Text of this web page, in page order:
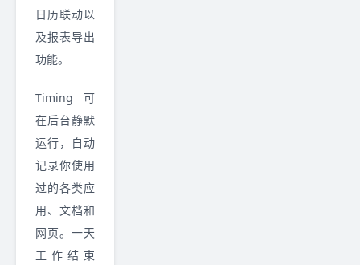
日历联动以
及报表导出
功能。
Timing 可
在后台静默
运行，自动
记录你使用
过的各类应
用、文档和
网页。一天
工作结束